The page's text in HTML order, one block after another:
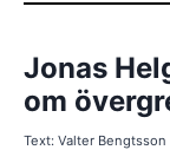
Jonas
om
Text: Valter Bengtsson